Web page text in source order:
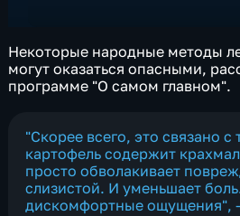
Некоторые народные методы
могут оказаться опасными,
программе "О самом главном".
"Скорее всего, это связано
картофель содержит
просто обволакивает
слизистой. И уменьшает
дискомфортные ощущения",